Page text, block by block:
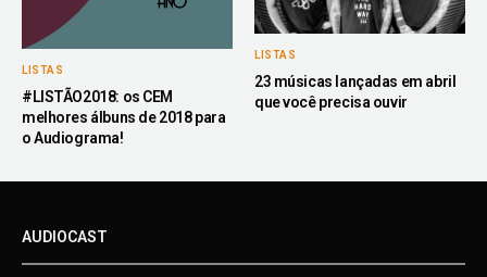
LISTAS
#LISTÃO2018: os CEM
melhores álbuns de 2018 para
o Audiograma!
LISTAS
23 músicas lançadas em abril
que você precisa ouvir
AUDIOCAST